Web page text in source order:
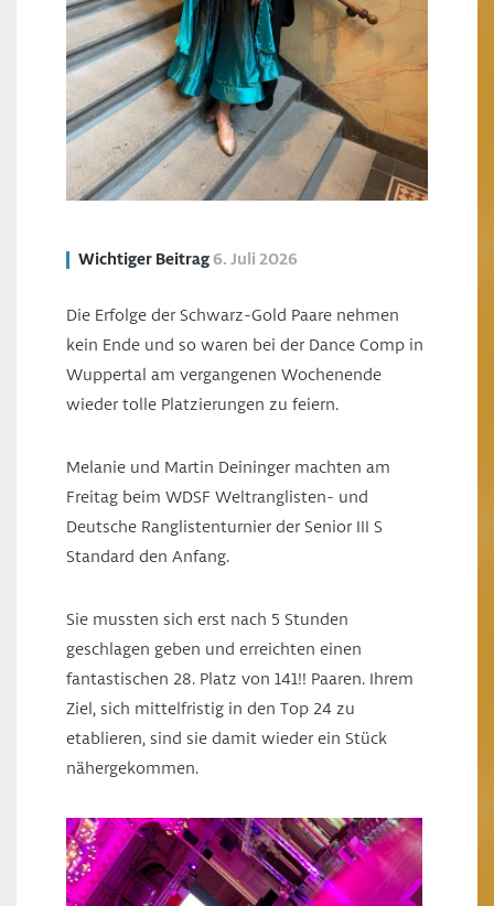
Wichtiger Beitrag6. Juli 2026
Die Erfolge der Schwarz-Gold Paare nehmen
kein Ende und so waren bei der Dance Comp in
Wuppertal am vergangenen Wochenende
wieder tolle Platzierungen zu feiern.
Melanie und Martin Deininger machten am
Freitag beim WDSF Weltranglisten- und
Deutsche Ranglistenturnier der Senior III S
Standard den Anfang.
Sie mussten sich erst nach 5 Stunden
geschlagen geben und erreichten einen
fantastischen 28. Platz von 141!! Paaren. Ihrem
Ziel, sich mittelfristig in den Top 24 zu
etablieren, sind sie damit wieder ein Stück
nähergekommen.